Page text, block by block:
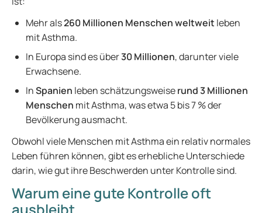
Mehr als260 Millionen Menschenweltweit leben
mit Asthma.
In Europa sind es über30 Millionen, darunter viele
Erwachsene.
InSpanien leben schätzungsweiserund 3 Millionen
Menschen mit Asthma, was etwa 5 bis 7 % der
Bevölkerung ausmacht.
Obwohl viele Menschen mit Asthma ein relativ normales
Leben führen können, gibt es erhebliche Unterschiede
darin, wie gut ihre Beschwerden unter Kontrolle sind.
Warum eine gute Kontrolle oft